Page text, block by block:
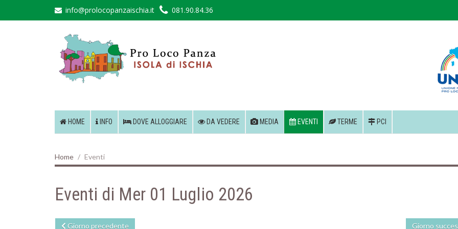
info@prolocopanzaischia.it 081.90.84.36
HOME INFO DOVE ALLOGGIARE DA VEDERE MEDIA EVENTI TERME PCI
Home Eventi
Eventi di Mer 01 Luglio 2026
Giorno precedente Giorno